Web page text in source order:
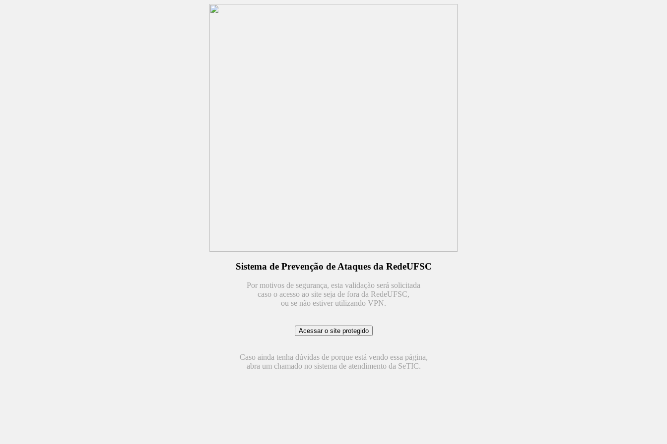
Sistema de Prevenção de Ataques da RedeUFSC
Por motivos de segurança, esta validação será solicitada
caso o acesso ao site seja de fora da RedeUFSC,
ou se não estiver utilizando VPN.
Caso ainda tenha dúvidas de porque está vendo essa página,
abra um chamado no sistema de atendimento da SeTIC.